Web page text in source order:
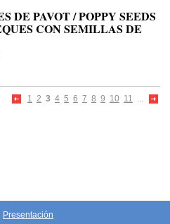
DE PAVOT / POPPY SEEDS
CON SEMILLAS DE
1 2 3 4 5 6 7 8 9 10 11 ...
Presentación